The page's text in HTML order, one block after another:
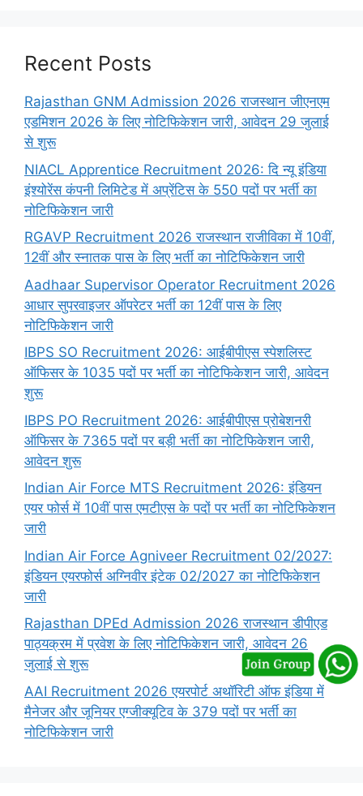
Recent Posts
Rajasthan GNM Admission 2026 राजस्थान जीएनएम
एडमिशन 2026 के लिए नोटिफिकेशन जारी, आवेदन 29 जुलाई
से शुरू
NIACL Apprentice Recruitment 2026: दि न्यू इंडिया
इंश्योरेंस कंपनी लिमिटेड में अप्रेंटिस के 550 पदों पर भर्ती का
नोटिफिकेशन जारी
RGAVP Recruitment 2026 राजस्थान राजीविका में 10वीं,
12वीं और स्नातक पास के लिए भर्ती का नोटिफिकेशन जारी
Aadhaar Supervisor Operator Recruitment 2026
आधार सुपरवाइजर ऑपरेटर भर्ती का 12वीं पास के लिए
नोटिफिकेशन जारी
IBPS SO Recruitment 2026: आईबीपीएस स्पेशलिस्ट
ऑफिसर के 1035 पदों पर भर्ती का नोटिफिकेशन जारी, आवेदन
शुरू
IBPS PO Recruitment 2026: आईबीपीएस प्रोबेशनरी
ऑफिसर के 7365 पदों पर बड़ी भर्ती का नोटिफिकेशन जारी,
आवेदन शुरू
Indian Air Force MTS Recruitment 2026: इंडियन
एयर फोर्स में 10वीं पास एमटीएस के पदों पर भर्ती का नोटिफिकेशन
जारी
Indian Air Force Agniveer Recruitment 02/2027:
इंडियन एयरफोर्स अग्निवीर इंटेक 02/2027 का नोटिफिकेशन
जारी
Rajasthan DPEd Admission 2026 राजस्थान डीपीएड
पाठ्यक्रम में प्रवेश के लिए नोटिफिकेशन जारी, आवेदन 26
जुलाई से शुरू
AAI Recruitment 2026 एयरपोर्ट अथॉरिटी ऑफ इंडिया में
मैनेजर और जूनियर एग्जीक्यूटिव के 379 पदों पर भर्ती का
नोटिफिकेशन जारी